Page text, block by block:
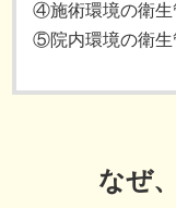
④施術環境の衛生
⑤院内環境の衛生
なぜ